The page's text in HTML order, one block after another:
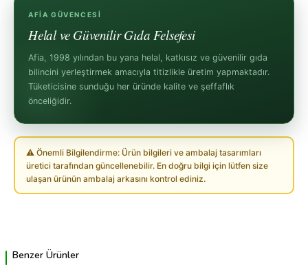
AFIA GÜVENCESI
Helal ve Güvenilir Gıda Felsefesi
Afia, 1998 yılından bu yana helal, katkısız ve güvenilir gıda
bilincini yerleştirmek amacıyla titizlikle üretim yapmaktadır.
Tüketicisine sunduğu her üründe kalite ve şeffaflık
önceliğidir.
⚠ Önemli Bilgilendirme: Ürün bilgileri ve ambalaj tasarımları
üretici tarafından güncellenebilir. En doğru bilgi için lütfen size
ulaşan ürünün ambalaj arkasını kontrol ediniz.
Benzer Ürünler